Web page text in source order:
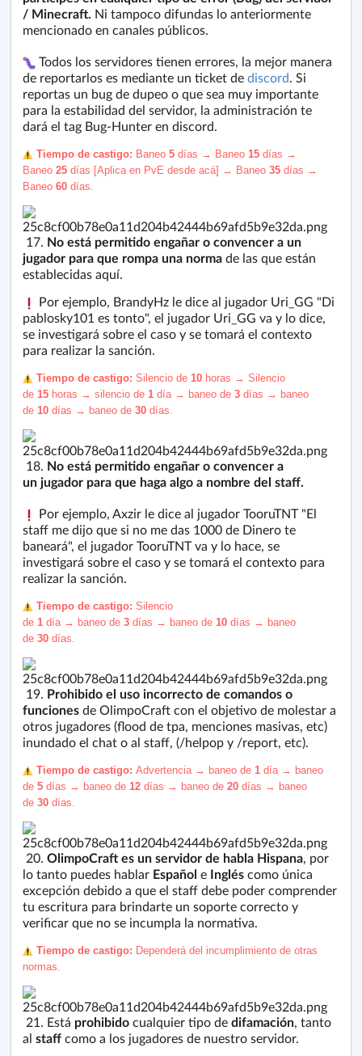
/ Minecraft. Ni tampoco difundas lo anteriormente
mencionado en canales públicos.
Todos los servidores tienen errores, la mejor manera
de reportarlos es mediante un ticket de discord. Si
reportas un bug de dupeo o que sea muy importante
para la estabilidad del servidor, la administración te
dará el tag Bug-Hunter en discord.
️ Tiempo de castigo: Baneo 5 días → Baneo 15 días →
Baneo 25 días [Aplica en PvE desde acá] → Baneo 35 días →
Baneo 60 días.
17. No está permitido engañar o convencer a un
jugador para que rompa una norma de las que están
establecidas aquí.
Por ejemplo, BrandyHz le dice al jugador Uri_GG "Di
pablosky101 es tonto", el jugador Uri_GG va y lo dice,
se investigará sobre el caso y se tomará el contexto
para realizar la sanción.
️ Tiempo de castigo:Silencio de 10 horas →Silencio
de 15 horas → silencio de 1 día → baneo de 3 días → baneo
de 10 días → baneo de 30 días.
18. No está permitido engañar o convencer a
un jugador para que haga algo a nombre del staff.
Por ejemplo, Axzir le dice al jugador TooruTNT "El
staff me dijo que si no me das 1000 de Dinero te
baneará", el jugador TooruTNT va y lo hace, se
investigará sobre el caso y se tomará el contexto para
realizar la sanción.
️ Tiempo de castigo:Silencio
de 1 día → baneo de 3 días → baneo de 10 días → baneo
de 30 días.
19. Prohibido el uso incorrecto de comandos o
funciones de OlimpoCraft con el objetivo de molestar a
otros jugadores (flood de tpa, menciones masivas, etc)
inundado el chat o al staff, (/helpop y /report, etc).
️ Tiempo de castigo:Advertencia → baneo de 1 día → baneo
de 5 días → baneo de 12 días → baneo de 20 días → baneo
de 30 días.
20. OlimpoCraft es un servidor de habla Hispana, por
lo tanto puedes hablar Español e Inglés como única
excepción debido a que el staff debe poder comprender
tu escritura para brindarte un soporte correcto y
verificar que no se incumpla la normativa.
️ Tiempo de castigo: Dependerá del incumplimiento de otras
normas
21. Está prohibido cualquier tipo de difamación, tanto
al staff como a los jugadores de nuestro servidor.